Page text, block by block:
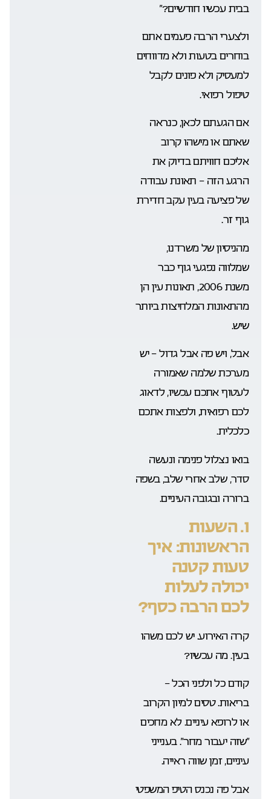
בבית עכשיו חודשיים?”
ולצערי הרבה פעמים אתם
בוחרים בטעות ולא מדווחים
למעסיק ולא פונים לקבל
טיפול רפואי.
אם הגעתם לכאן, כנראה
שאתם או מישהו קרוב
אליכם חוויתם בדיוק את
הרגע הזה – תאונת עבודה
של פציעה בעין עקב חדירת
גוף זר.
מהניסיון של משרדנו,
שמלווה נפגעי גוף כבר
משנת 2006, תאונות עין הן
מהתאונות המלחיצות ביותר
שיש.
אבל, ויש פה אבל גדול – יש
מערכת שלמה שאמורה
לעטוף אתכם עכשיו, לדאוג
לכם רפואית, ולפצות אתכם
כלכלית.
בואו נצלול פנימה ונעשה
סדר, שלב אחרי שלב, בשפה
ברורה ובגובה העיניים.
1. השעות
הראשונות: איך
טעות קטנה
יכולה לעלות
לכם הרבה כסף?
קרה האירוע. יש לכם משהו
בעין. מה עכשיו?
קודם כל ולפני הכל –
בריאות. טסים למיון הקרוב
או לרופא עיניים. לא מחכים
“שזה יעבור מחר”. בענייני
עיניים, זמן שווה ראייה.
אבל פה נכנס הטיפ המשפטי